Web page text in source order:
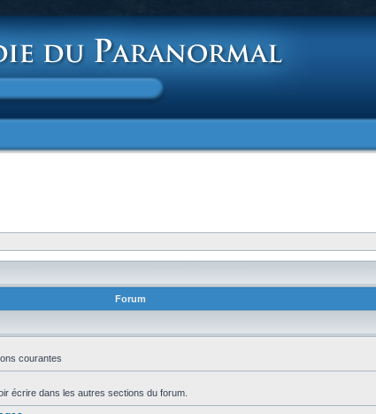
Forum
courantes
écrire dans les autres sections du forum.